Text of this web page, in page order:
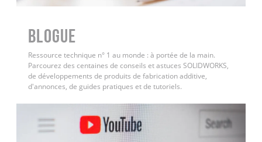
BLOGUE
Ressource technique n° 1 au monde : à portée de la main.
Parcourez des centaines de conseils et astuces SOLIDWORKS,
de développements de produits de fabrication additive,
d'annonces, de guides pratiques et de tutoriels.